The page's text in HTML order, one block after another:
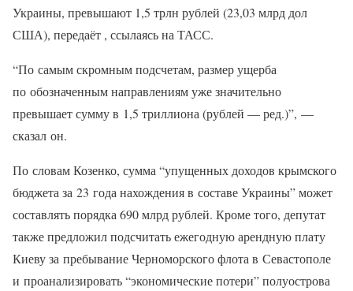
Украины, превышают 1,5 трлн рублей (23,03 млрд дол
США), передаёт , ссылаясь на ТАСС.
“По самым скромным подсчетам, размер ущерба
по обозначенным направлениям уже значительно
превышает сумму в 1,5 триллиона (рублей — ред.)”, —
сказал он.
По словам Козенко, сумма “упущенных доходов крымского
бюджета за 23 года нахождения в составе Украины” может
составлять порядка 690 млрд рублей. Кроме того, депутат
также предложил подсчитать ежегодную арендную плату
Киеву за пребывание Черноморского флота в Севастополе
и проанализировать “экономические потери” полуострова